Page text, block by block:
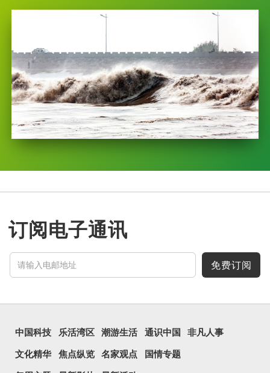
订阅电子通讯
免费订阅
中国科技 乐活湾区 潮游生活 通识中国 非凡人事
文化精华 焦点纵览 名家观点 国情专题